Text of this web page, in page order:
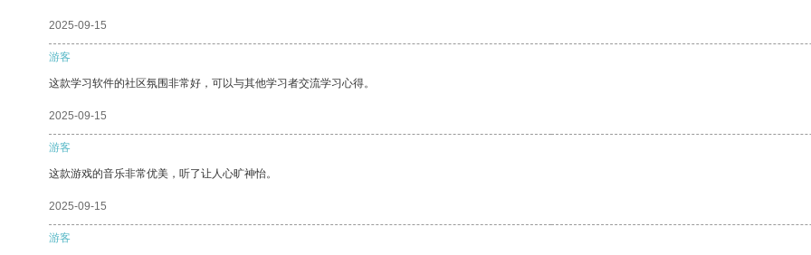
2025-09-15
游客
这款学习软件的社区氛围非常好，可以与其他学习者交流学习心得。
2025-09-15
游客
这款游戏的音乐非常优美，听了让人心旷神怡。
2025-09-15
游客